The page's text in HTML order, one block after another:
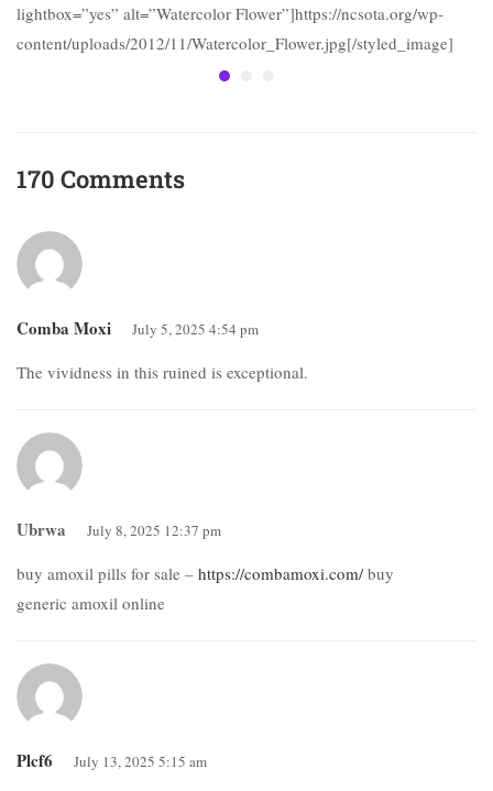
lightbox=”yes” alt=”Watercolor Flower”]https://ncsota.org/wp-
content/uploads/2012/11/Watercolor_Flower.jpg[/styled_image]
170 Comments
Comba Moxi July 5, 2025 4:54 pm
The vividness in this ruined is exceptional.
Ubrwa July 8, 2025 12:37 pm
buy amoxil pills for sale – https://combamoxi.com/buy
generic amoxil online
Plcf6 July 13, 2025 5:15 am